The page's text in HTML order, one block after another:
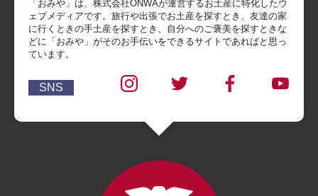
「おみや」は、株式会社ONWAが運営するお土産に特化したウ
ェブメディアです。旅行や出張でお土産を探すとき、友達の家
に行くときの手土産を探すとき、自分へのご褒美を探すときな
どに「おみや」がそのお手伝いをできるサイトであればと思っ
ています。
SNS